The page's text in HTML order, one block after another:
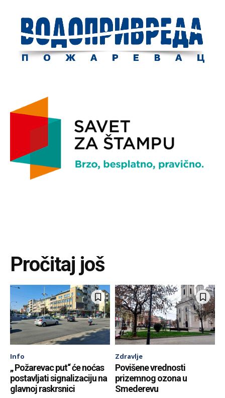
Pročitaj još
Info
„ Požarevac put“ će noćas
postavljati signalizaciju na
glavnoj raskrsnici
Zdravlje
Povišene vrednosti
prizemnog ozona u
Smederevu